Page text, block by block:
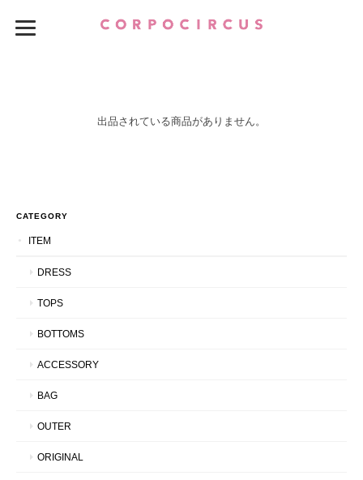
出品されている商品がありません。
CATEGORY
ITEM
DRESS
TOPS
BOTTOMS
ACCESSORY
BAG
OUTER
ORIGINAL